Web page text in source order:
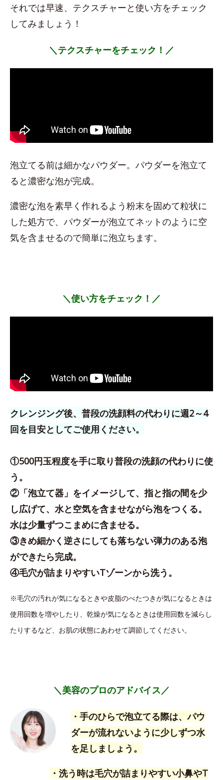
それでは早速、テクスチャーと使い方をチェック
してみましょう！
＼テクスチャーをチェック！／
泡立てる前は細かなパウダー。パウダーを泡立て
ると濃密な泡が完成。
濃密な泡を素早く作れるよう粉末を固めて粒状に
した処方で、パウダーが泡立てネットのように空
気を含ませるので簡単に泡立ちます。
＼使い方をチェック！／
クレンジング後、普段の洗顔料の代わりに週2～4
回を目安としてご使用ください。
①500円玉程度を手に取り普段の洗顔の代わりに使
う。
②「泡立て器」をイメージして、指と指の間を少
し広げて、水と空気を含ませながら泡をつくる。
水は少量ずつこまめに含ませる。
③きめ細かく逆さにしても落ちない弾力のある泡
ができたら完成。
④毛穴が詰まりやすいTゾーンから洗う。
※毛穴の汚れが気になるときや皮脂のべたつきが気になるときは
使用回数を増やしたり、乾燥が気になるときは使用回数を減らし
たりするなど、お肌の状態にあわせて調節してください。
＼美容のプロのアドバイス／
・手のひらで泡立てる際は、パウ
ダーが流れないように少しずつ水
を足しましょう。
・洗う時は毛穴が詰まりやすい小鼻やT